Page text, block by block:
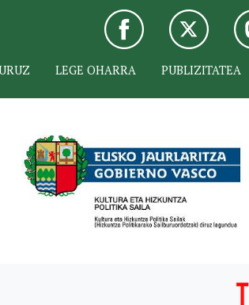
LEGE OHARRA PUBLIZITATEA